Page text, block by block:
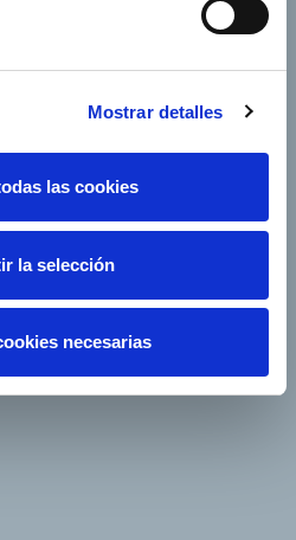
Mostrar detalles
las cookies
la selección
necesarias
Contacto